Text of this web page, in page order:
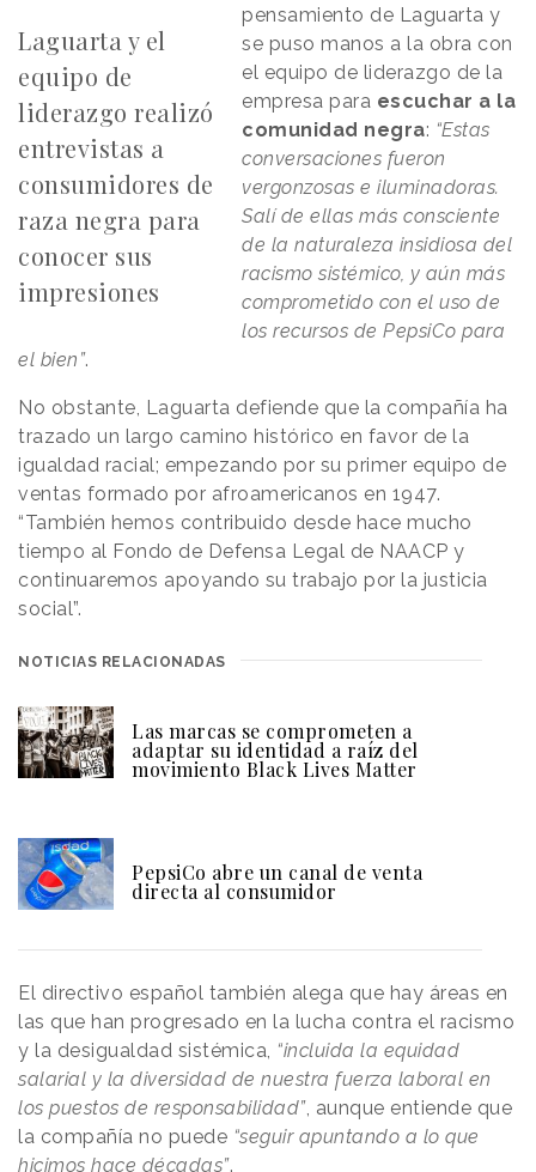
Laguarta y el
equipo de
liderazgo realizó
entrevistas a
consumidores de
raza negra para
conocer sus
impresiones
pensamiento de Laguarta y
se puso manos a la obra con
el equipo de liderazgo de la
empresa para escuchar a la
comunidad negra: “Estas
conversaciones fueron
vergonzosas e iluminadoras.
Salí de ellas más consciente
de la naturaleza insidiosa del
racismo sistémico, y aún más
comprometido con el uso de
los recursos de PepsiCo para
el bien”.
No obstante, Laguarta defiende que la compañía ha
trazado un largo camino histórico en favor de la
igualdad racial; empezando por su primer equipo de
ventas formado por afroamericanos en 1947.
“También hemos contribuido desde hace mucho
tiempo al Fondo de Defensa Legal de NAACP y
continuaremos apoyando su trabajo por la justicia
social”.
NOTICIAS RELACIONADAS
Las marcas se comprometen a
adaptar su identidad a raíz del
movimiento Black Lives Matter
PepsiCo abre un canal de venta
directa al consumidor
El directivo español también alega que hay áreas en
las que han progresado en la lucha contra el racismo
y la desigualdad sistémica, “incluida la equidad
salarial y la diversidad de nuestra fuerza laboral en
los puestos de responsabilidad”, aunque entiende que
la compañía no puede “seguir apuntando a lo que
hicimos hace décadas”.